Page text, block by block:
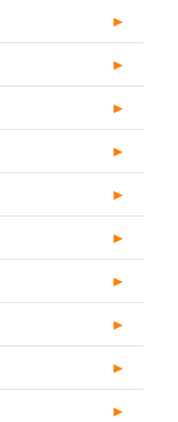
►
►
►
►
►
►
►
►
►
►